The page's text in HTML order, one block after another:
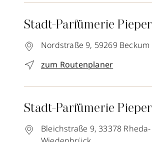
Stadt-Parfümerie Pieper
Nordstraße 9, 59269 Beckum
zum Routenplaner
Stadt-Parfümerie Pieper
Bleichstraße 9, 33378 Rheda-